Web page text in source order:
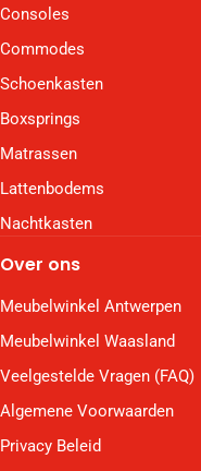
Consoles
Commodes
Schoenkasten
Boxsprings
Matrassen
Lattenbodems
Nachtkasten
Over ons
Meubelwinkel Antwerpen
Meubelwinkel Waasland
Veelgestelde Vragen (FAQ)
Algemene Voorwaarden
Privacy Beleid